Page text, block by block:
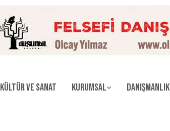
Kültür ve Sanat Kurumsal Danışmanlık